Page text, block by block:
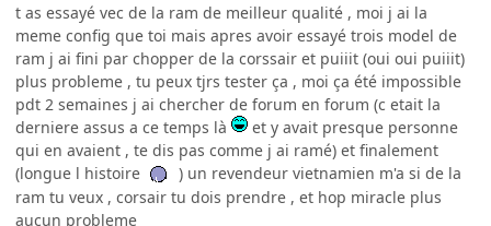
t as essayé vec de la ram de meilleur qualité , moi j ai la
meme config que toi mais apres avoir essayé trois model de
ram j ai fini par chopper de la corssair et puiiit (oui oui puiiit)
plus probleme , tu peux tjrs tester ça , moi ça été impossible
pdt 2 semaines j ai chercher de forum en forum (c etait la
derniere assus a ce temps là
et y avait presque personne
qui en avaient , te dis pas comme j ai ramé) et finalement
(longue l histoire
) un revendeur vietnamien m'a si de la
ram tu veux , corsair tu dois prendre , et hop miracle plus
aucun probleme